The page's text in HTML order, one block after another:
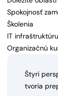
Spokojnosť
Školenia
IT infraštruktúru
Organizačnú
Štyri
tvoria